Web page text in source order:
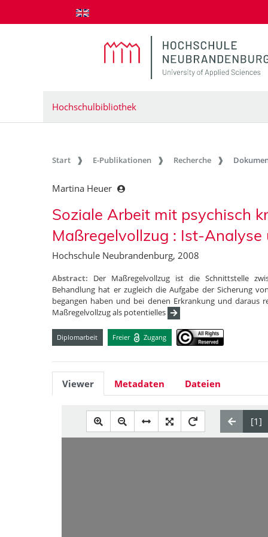
zum Inhalt springen
Hochschulbibliothek
Start E-Publikationen Recherche
Martina Heuer
Soziale Arbeit mit psychisch
Maßregelvollzug : Ist-
Hochschule Neubrandenburg, 2008
Abstract: Der Maßregelvollzug ist die Schnittstelle
Behandlung hat er zugleich die Aufgabe der Sicherung
begangen haben und bei denen Erkrankung und daraus
Maßregelvollzug als potentielles
Diplomarbeit Freier Zugang
Viewer Metadaten Dateien